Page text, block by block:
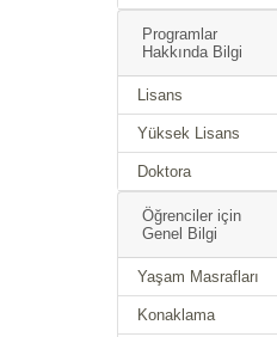
Programlar
Hakkında Bilgi
Lisans
Yüksek Lisans
Doktora
Öğrenciler için
Genel Bilgi
Yaşam Masrafları
Konaklama